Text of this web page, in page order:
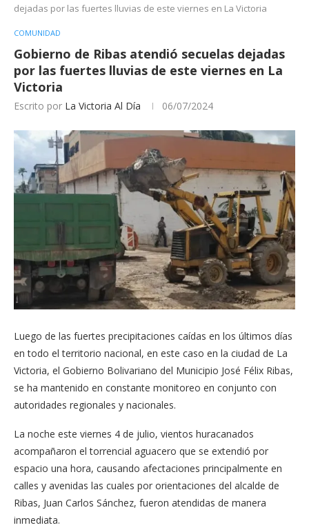
dejadas por las fuertes lluvias de este viernes en La Victoria
COMUNIDAD
Gobierno de Ribas atendió secuelas dejadas
por las fuertes lluvias de este viernes en La
Victoria
Escrito por La Victoria Al Día 06/07/2024
Luego de las fuertes precipitaciones caídas en los últimos días
en todo el territorio nacional, en este caso en la ciudad de La
Victoria, el Gobierno Bolivariano del Municipio José Félix Ribas,
se ha mantenido en constante monitoreo en conjunto con
autoridades regionales y nacionales.
La noche este viernes 4 de julio, vientos huracanados
acompañaron el torrencial aguacero que se extendió por
espacio una hora, causando afectaciones principalmente en
calles y avenidas las cuales por orientaciones del alcalde de
Ribas, Juan Carlos Sánchez, fueron atendidas de manera
inmediata.